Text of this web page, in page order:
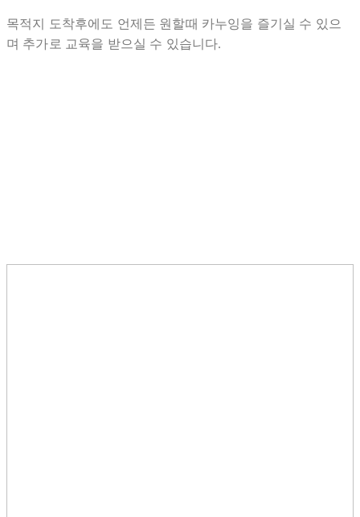
목적지 도착후에도 언제든 원할때 카누잉을 즐기실 수 있으
며 추가로 교육을 받으실 수 있습니다.